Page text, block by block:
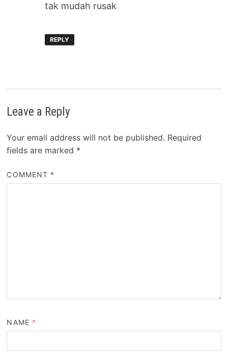
tak mudah rusak
REPLY
Leave a Reply
Your email address will not be published. Required
fields are marked *
COMMENT *
NAME *